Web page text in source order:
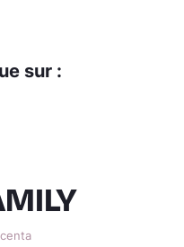
sur :